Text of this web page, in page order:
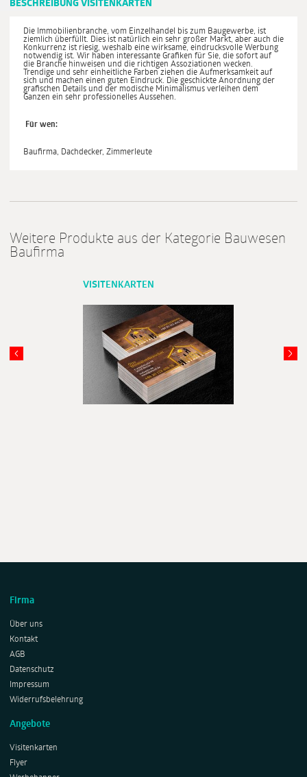
BESCHREIBUNG VISITENKARTEN
Die Immobilienbranche, vom Einzelhandel bis zum Baugewerbe, ist
ziemlich überfüllt. Dies ist natürlich ein sehr großer Markt, aber auch die
Konkurrenz ist riesig, weshalb eine wirksame, eindrucksvolle Werbung
notwendig ist. Wir haben interessante Grafiken für Sie, die sofort auf
die Branche hinweisen und die richtigen Assoziationen wecken.
Trendige und sehr einheitliche Farben ziehen die Aufmerksamkeit auf
sich und machen einen guten Eindruck. Die geschickte Anordnung der
grafischen Details und der modische Minimalismus verleihen dem
Ganzen ein sehr professionelles Aussehen.
Für wen:
Baufirma, Dachdecker, Zimmerleute
Weitere Produkte aus der Kategorie Bauwesen
Baufirma
VISITENKARTEN
Firma
Über uns
Kontakt
AGB
Datenschutz
Impressum
Widerrufsbelehrung
Angebote
Visitenkarten
Flyer